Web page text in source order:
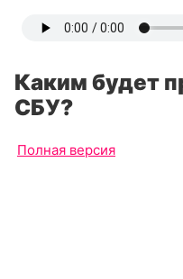
Каким будет
СБУ?
Полная версия